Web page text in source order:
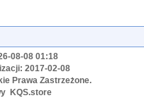
08-08 01:18
2017-02-08
Prawa Zastrzeżone.
KQS.store